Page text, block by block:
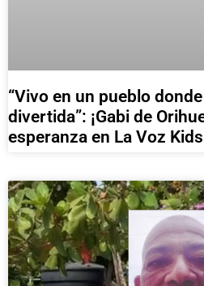
“Vivo en un pueblo
divertida”: ¡Gabi de
esperanza en La Voz